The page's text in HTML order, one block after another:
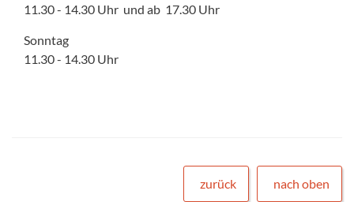
11.30 - 14.30 Uhr und ab 17.30 Uhr
Sonntag
11.30 - 14.30 Uhr
zurück nach oben